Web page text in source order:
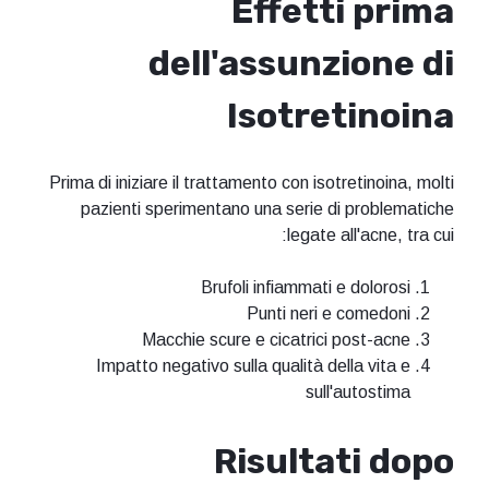
Effetti prima
dell'assunzione di
Isotretinoina
Prima di iniziare il trattamento con isotretinoina, molti
pazienti sperimentano una serie di problematiche
legate all'acne, tra cui:
Brufoli infiammati e dolorosi
Punti neri e comedoni
Macchie scure e cicatrici post-acne
Impatto negativo sulla qualità della vita e
sull'autostima
Risultati dopo